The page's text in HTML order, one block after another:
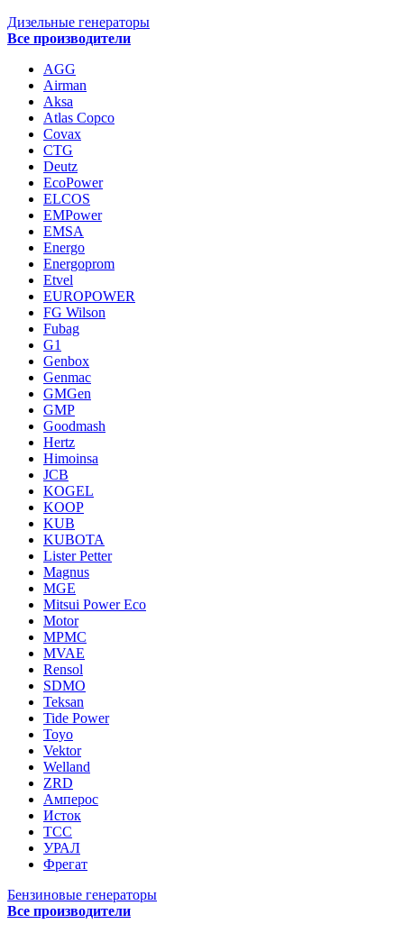
Дизельные генераторы
Все производители
AGG
Airman
Aksa
Atlas Copco
Covax
CTG
Deutz
EcoPower
ELCOS
EMPower
EMSA
Energo
Energoprom
Etvel
EUROPOWER
FG Wilson
Fubag
G1
Genbox
Genmac
GMGen
GMP
Goodmash
Hertz
Himoinsa
JCB
KOGEL
KOOP
KUB
KUBOTA
Lister Petter
Magnus
MGE
Mitsui Power Eco
Motor
MPMC
MVAE
Rensol
SDMO
Teksan
Tide Power
Toyo
Vektor
Welland
ZRD
Амперос
Исток
ТСС
УРАЛ
Фрегат
Бензиновые генераторы
Все производители